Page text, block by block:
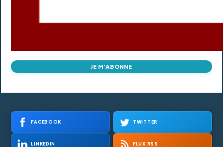
JE M'ABONNE
FACEBOOK TWITTER
LINKEDIN FLUX RSS